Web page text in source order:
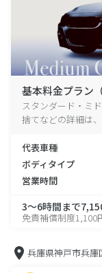
基本料金プラン（
スタンダード・ミ
捨てなどの詳細は
代表車種
ボディタイプ
営業時間
3～6時間まで
免責補償制度1,100
兵庫県神戸市兵庫